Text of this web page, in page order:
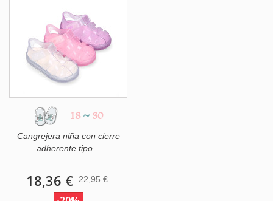
18 ~ 30
Cangrejera niña con cierre
adherente tipo...
18,36 € 22,95 €